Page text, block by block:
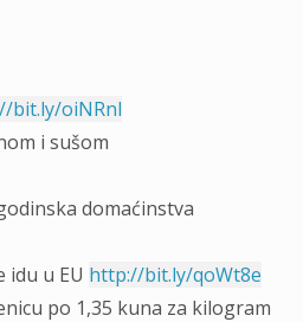
bit.ly/oiNRnl
i sušom
domaćinstva
idu u EU http://bit.ly/qoWt8e
po 1,35 kuna za kilogram